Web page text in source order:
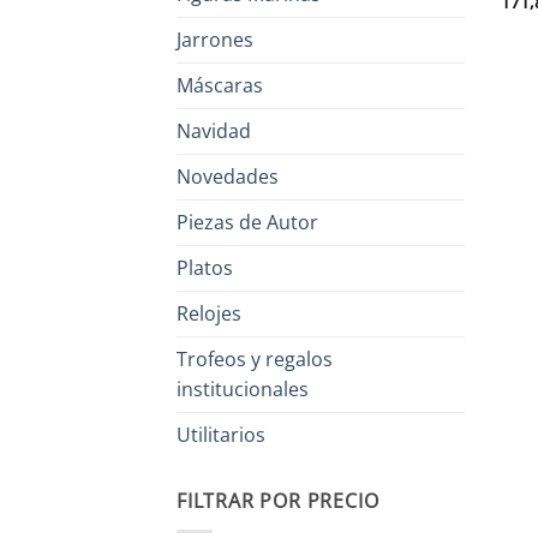
Jarrones
Máscaras
Navidad
Novedades
Piezas de Autor
Platos
Relojes
Trofeos y regalos
institucionales
Utilitarios
FILTRAR POR PRECIO